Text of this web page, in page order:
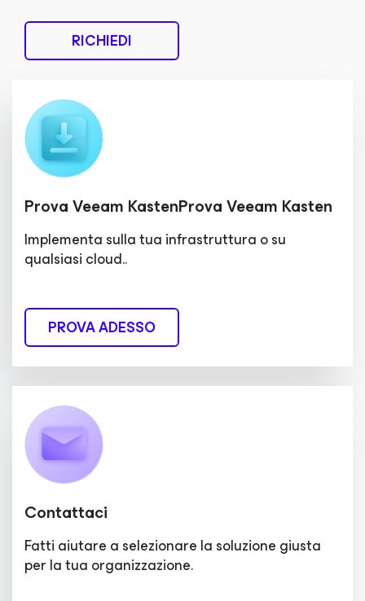
RICHIEDI
Prova Veeam KastenProva Veeam Kasten
Implementa sulla tua infrastruttura o su
qualsiasi cloud..
PROVA ADESSO
Contattaci
Fatti aiutare a selezionare la soluzione giusta
per la tua organizzazione.